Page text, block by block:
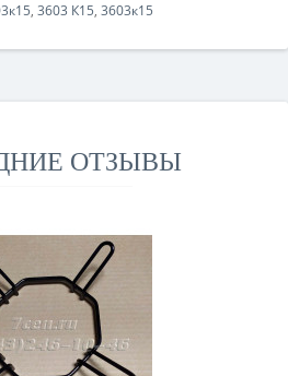
, 3603 К15, 3603к15
ОТЗЫВЫ